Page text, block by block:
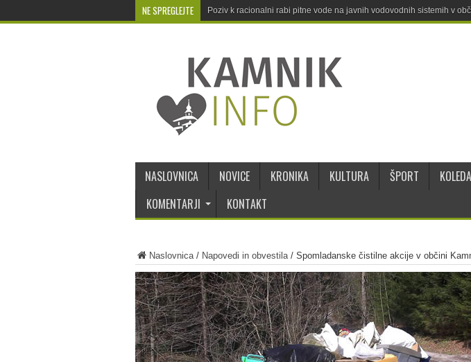
NE SPREGLEJTE Poziv k racionalni rabi pitne vode na javnih vodovodnih sistemih v
NASLOVNICA NOVICE KRONIKA KULTURA ŠPORT
KOMENTARJI
KONTAKT
Naslovnica/ Napovedi in obvestila/ Spomladanske čistilne akcije v občini